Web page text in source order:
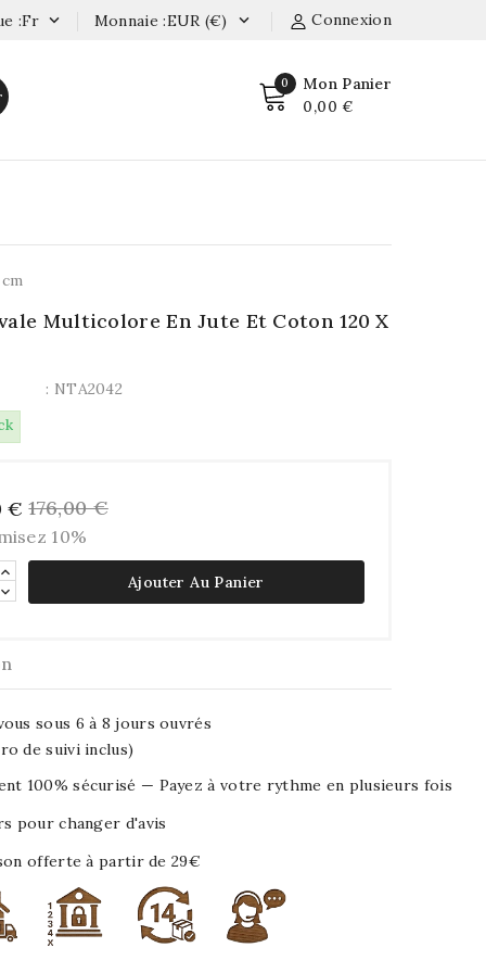
Connexion
Monnaie :EUR (€) 
:fr 
0 Mon Panier
0,00 €
Multicolore En Jute Et Coton 120 X
: NTA2042
€ 176,00 €
10%
Ajouter Au Panier
sous 6 à 8 jours ouvrés
de suivi inclus)
100% sécurisé — Payez à votre rythme en plusieurs fois
pour changer d'avis
offerte à partir de 29€